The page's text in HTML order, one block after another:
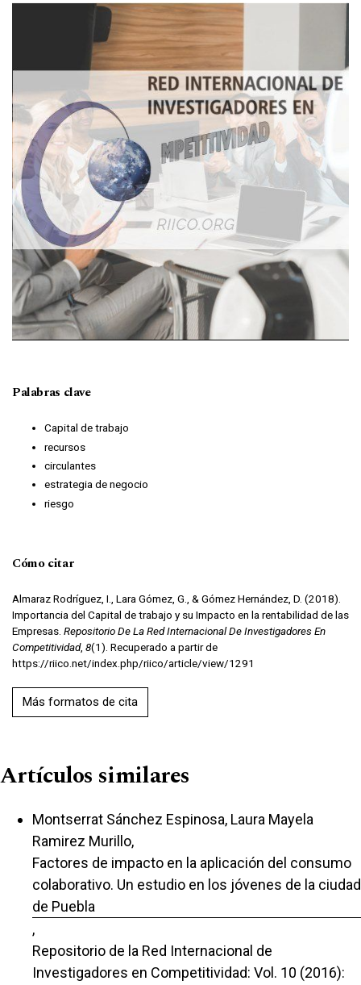
Imagen de portada
Palabras clave
Capital de trabajo
recursos
circulantes
estrategia de negocio
riesgo
Cómo citar
Almaraz Rodríguez, I., Lara Gómez, G., & Gómez Hernández, D. (2018).
Importancia del Capital de trabajo y su Impacto en la rentabilidad de las
Empresas. Repositorio De La Red Internacional De Investigadores En
Competitividad, 8(1). Recuperado a partir de
https://riico.net/index.php/riico/article/view/1291
Más formatos de cita
Artículos similares
Montserrat Sánchez Espinosa, Laura Mayela
Ramirez Murillo,
Factores de impacto en la aplicación del consumo
colaborativo. Un estudio en los jóvenes de la ciudad
de Puebla
,
Repositorio de la Red Internacional de
Investigadores en Competitividad: Vol. 10 (2016):